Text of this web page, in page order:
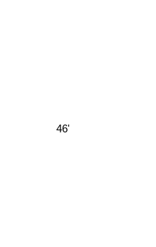
46'